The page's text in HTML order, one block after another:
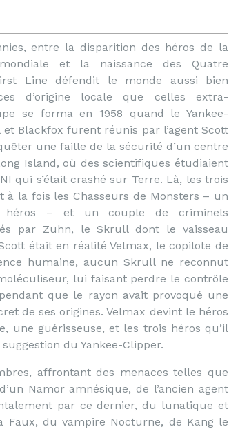
entre la disparition des héros de la
et la naissance des Quatre
Line défendit le monde aussi bien
d’origine locale que celles extra-
se forma en 1958 quand le Yankee-
Blackfox furent réunis par l’agent Scott
une faille de la sécurité d’un centre
Island, où des scientifiques étudiaient
qui s’était crashé sur Terre. Là, les trois
à la fois les Chasseurs de Monsters – un
héros – et un couple de criminels
par Zuhn, le Skrull dont le vaisseau
était en réalité Velmax, le copilote de
humaine, aucun Skrull ne reconnut
lui faisant perdre le contrôle
que le rayon avait provoqué une
de ses origines. Velmax devint le héros
une guérisseuse, et les trois héros qu’il
du Yankee-Clipper.
affrontant des menaces telles que
Namor amnésique, de l’ancien agent
par ce dernier, du lunatique et
Faux, du vampire Nocturne, de Kang le